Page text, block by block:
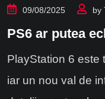
09/08/2025 by
PS6 ar putea
PlayStation 6 este
iar un nou val de